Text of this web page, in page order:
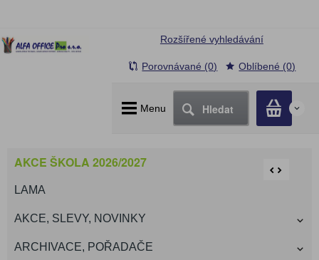
Menu Hledat 0
Rozšířené vyhledávání
Porovnávané (0) Oblíbené (0)
AKCE ŠKOLA 2026/2027
LAMA
AKCE, SLEVY, NOVINKY
ARCHIVACE, POŘADAČE